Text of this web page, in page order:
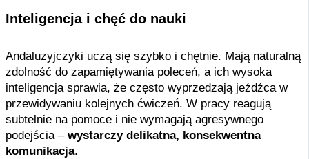
Inteligencja i chęć do nauki
Andaluzyjczyki uczą się szybko i chętnie. Mają naturalną
zdolność do zapamiętywania poleceń, a ich wysoka
inteligencja sprawia, że często wyprzedzają jeźdźca w
przewidywaniu kolejnych ćwiczeń. W pracy reagują
subtelnie na pomoce i nie wymagają agresywnego
podejścia – wystarczy delikatna, konsekwentna
komunikacja.